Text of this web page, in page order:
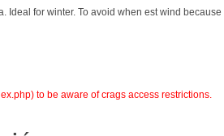
Ideal for winter. To avoid when est wind
to be aware of crags access restrictions.